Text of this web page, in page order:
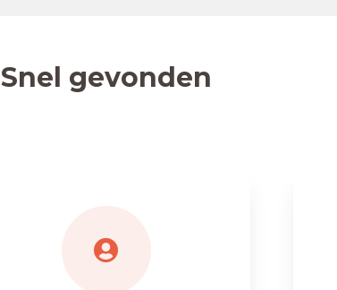
Snel gevonden